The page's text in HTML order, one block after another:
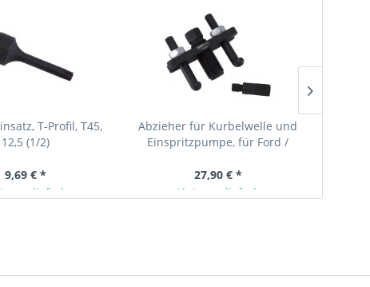
T-Profil, T45,
12,5 (1/2)
9,69 € *
lieferbar
Abzieher für Kurbelwelle und
Einspritzpumpe, für Ford /
27,90 € *
Ab Lager lieferbar